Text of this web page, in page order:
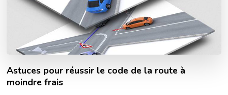
Astuces pour réussir le code de la route à
moindre frais